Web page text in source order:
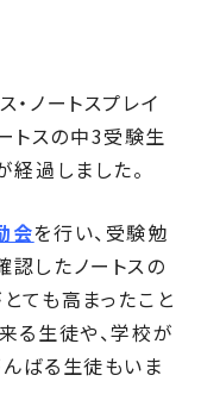
・ノートスプレイ
トスの中3受験生
過しました。
会を行い、受験勉
したノートスの
ても高まったこと
る生徒や、学校が
ばる生徒もいま